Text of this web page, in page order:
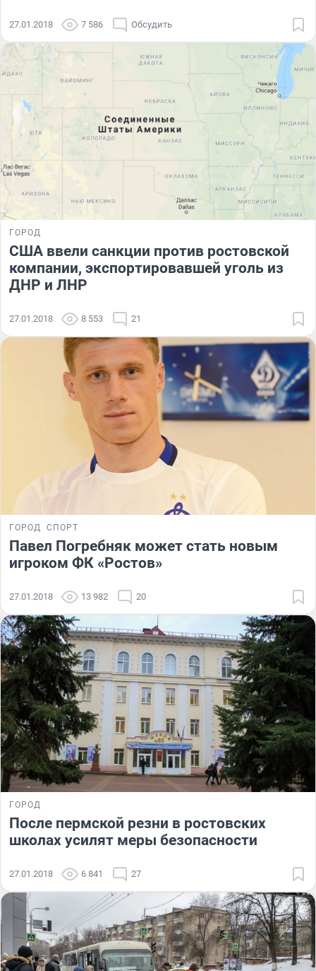
27.01.2018 7 586 Обсудить
ГОРОД
США ввели санкции против ростовской
компании, экспортировавшей уголь из
ДНР и ЛНР
27.01.2018 8 553 21
ГОРОД СПОРТ
Павел Погребняк может стать новым
игроком ФК «Ростов»
27.01.2018 13 982 20
ГОРОД
После пермской резни в ростовских
школах усилят меры безопасности
27.01.2018 6 841 27